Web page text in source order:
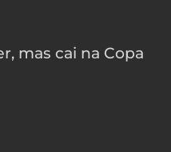
mas cai na Copa